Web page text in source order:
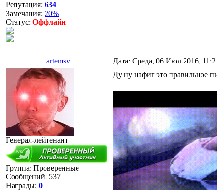
Репутация: 634
Замечания: 20%
Статус: Оффлайн
artemsv Дата: Среда, 06 Июл 2016,
Генерал-лейтенант
Группа: Проверенные
Сообщений: 537
Награды: 0
Ду ну нафиг это правильное